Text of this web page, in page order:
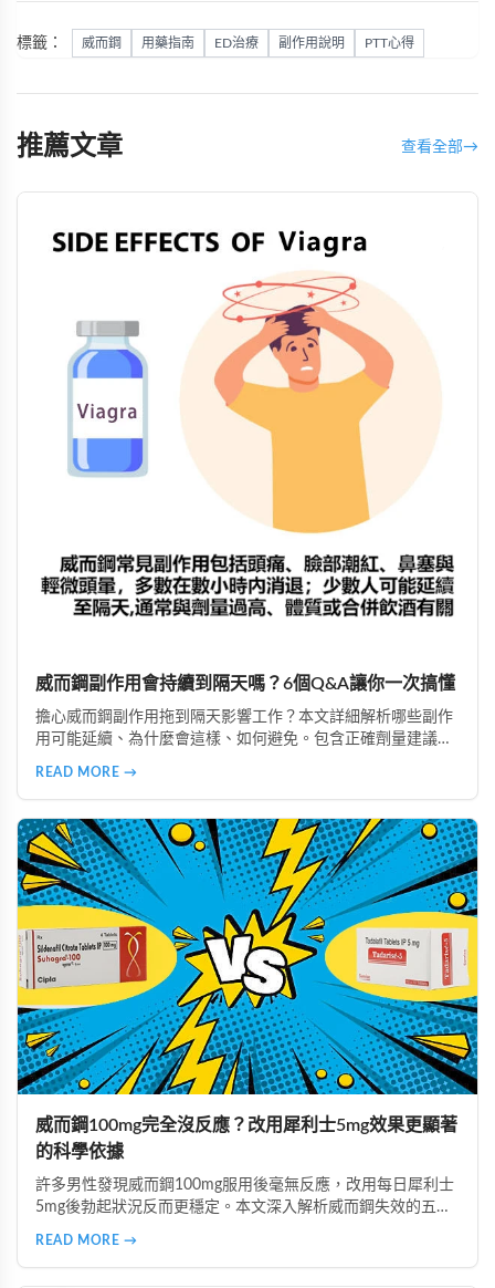
標籤： 威而鋼 用藥指南 ED治療 副作用說明 PTT心得
推薦文章 查看全部→
威而鋼副作用會持續到隔天嗎？6個Q&A讓你一次搞懂
擔心威而鋼副作用拖到隔天影響工作？本文詳細解析哪些副作
用可能延續、為什麼會這樣、如何避免。包含正確劑量建議、
READ MORE →
威而鋼100mg完全沒反應？改用犀利士5mg效果更顯著
的科學依據
許多男性發現威而鋼100mg服用後毫無反應，改用每日犀利士
5mg後勃起狀況反而更穩定。本文深入解析威而鋼失效的五大
READ MORE →